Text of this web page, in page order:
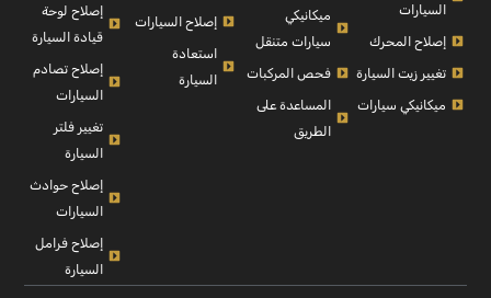
السيارات
إصلاح المحرك
تغيير زيت السيارة
ميكانيكي سيارات
ميكانيكي
سيارات متنقل
فحص المركبات
المساعدة على
الطريق
إصلاح السيارات
استعادة
السيارة
إصلاح لوحة
قيادة السيارة
إصلاح تصادم
السيارات
تغيير فلتر
السيارة
إصلاح حوادث
السيارات
إصلاح فرامل
السيارة